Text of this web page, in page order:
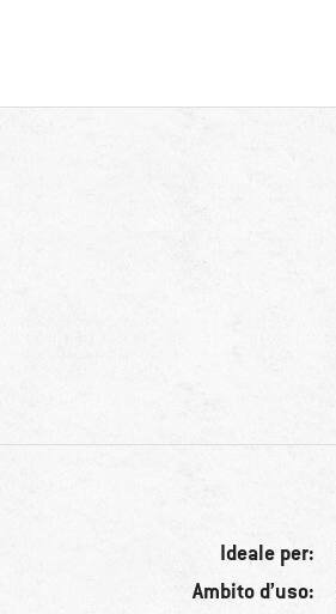
Ideale per:
Ambito d’uso: